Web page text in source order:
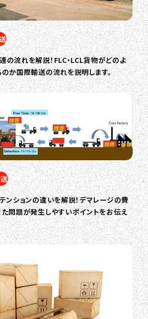
の流れを解説！FLC・LCL貨物がどのよ
か国際輸送の流れを説明します。
ンションの違いを解説！デマレージの費
た問題が発生しやすいポイントをお伝え